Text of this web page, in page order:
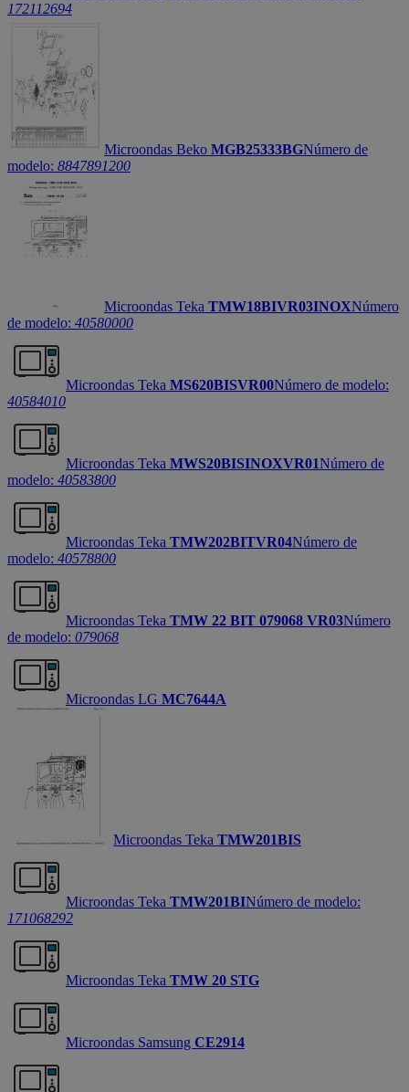
172112694
Microondas Beko MGB25333BGNúmero de
modelo: 8847891200
Microondas Teka TMW18BIVR03INOXNúmero
de modelo: 40580000
Microondas Teka MS620BISVR00Número de modelo:
40584010
Microondas Teka MWS20BISINOXVR01Número de
modelo: 40583800
Microondas Teka TMW202BITVR04Número de
modelo: 40578800
Microondas Teka TMW 22 BIT 079068 VR03Número
de modelo: 079068
Microondas LG MC7644A
Microondas Teka TMW201BIS
Microondas Teka TMW201BINúmero de modelo:
171068292
Microondas Teka TMW 20 STG
Microondas Samsung CE2914